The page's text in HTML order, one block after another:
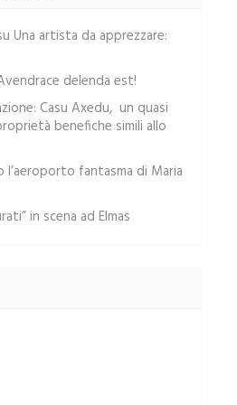
Una artista da apprezzare:
delenda est!
Casu Axedu, un quasi
benefiche simili allo
fantasma di Maria
in scena ad Elmas